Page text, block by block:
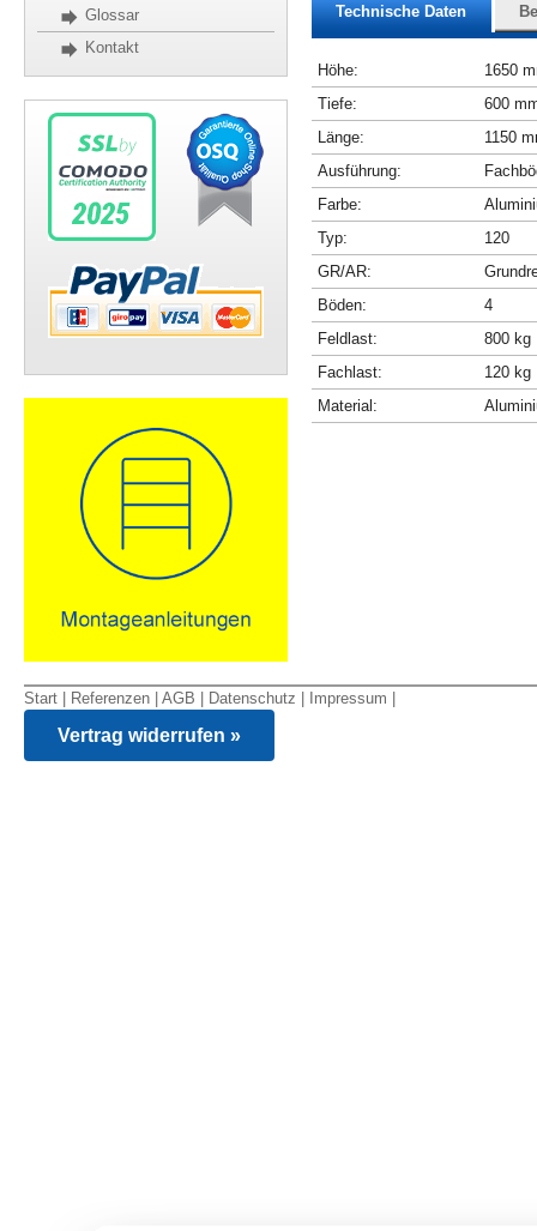
Glossar
Kontakt
Technische Daten
Höhe:
1650
Tiefe:
600
Länge:
1150
Ausführung:
Farbe:
Typ:
120
GR/AR:
Böden:
4
Feldlast:
800 kg
Fachlast:
120 kg
Material:
Start Referenzen AGB Datenschutz Impressum
Vertrag widerrufen »